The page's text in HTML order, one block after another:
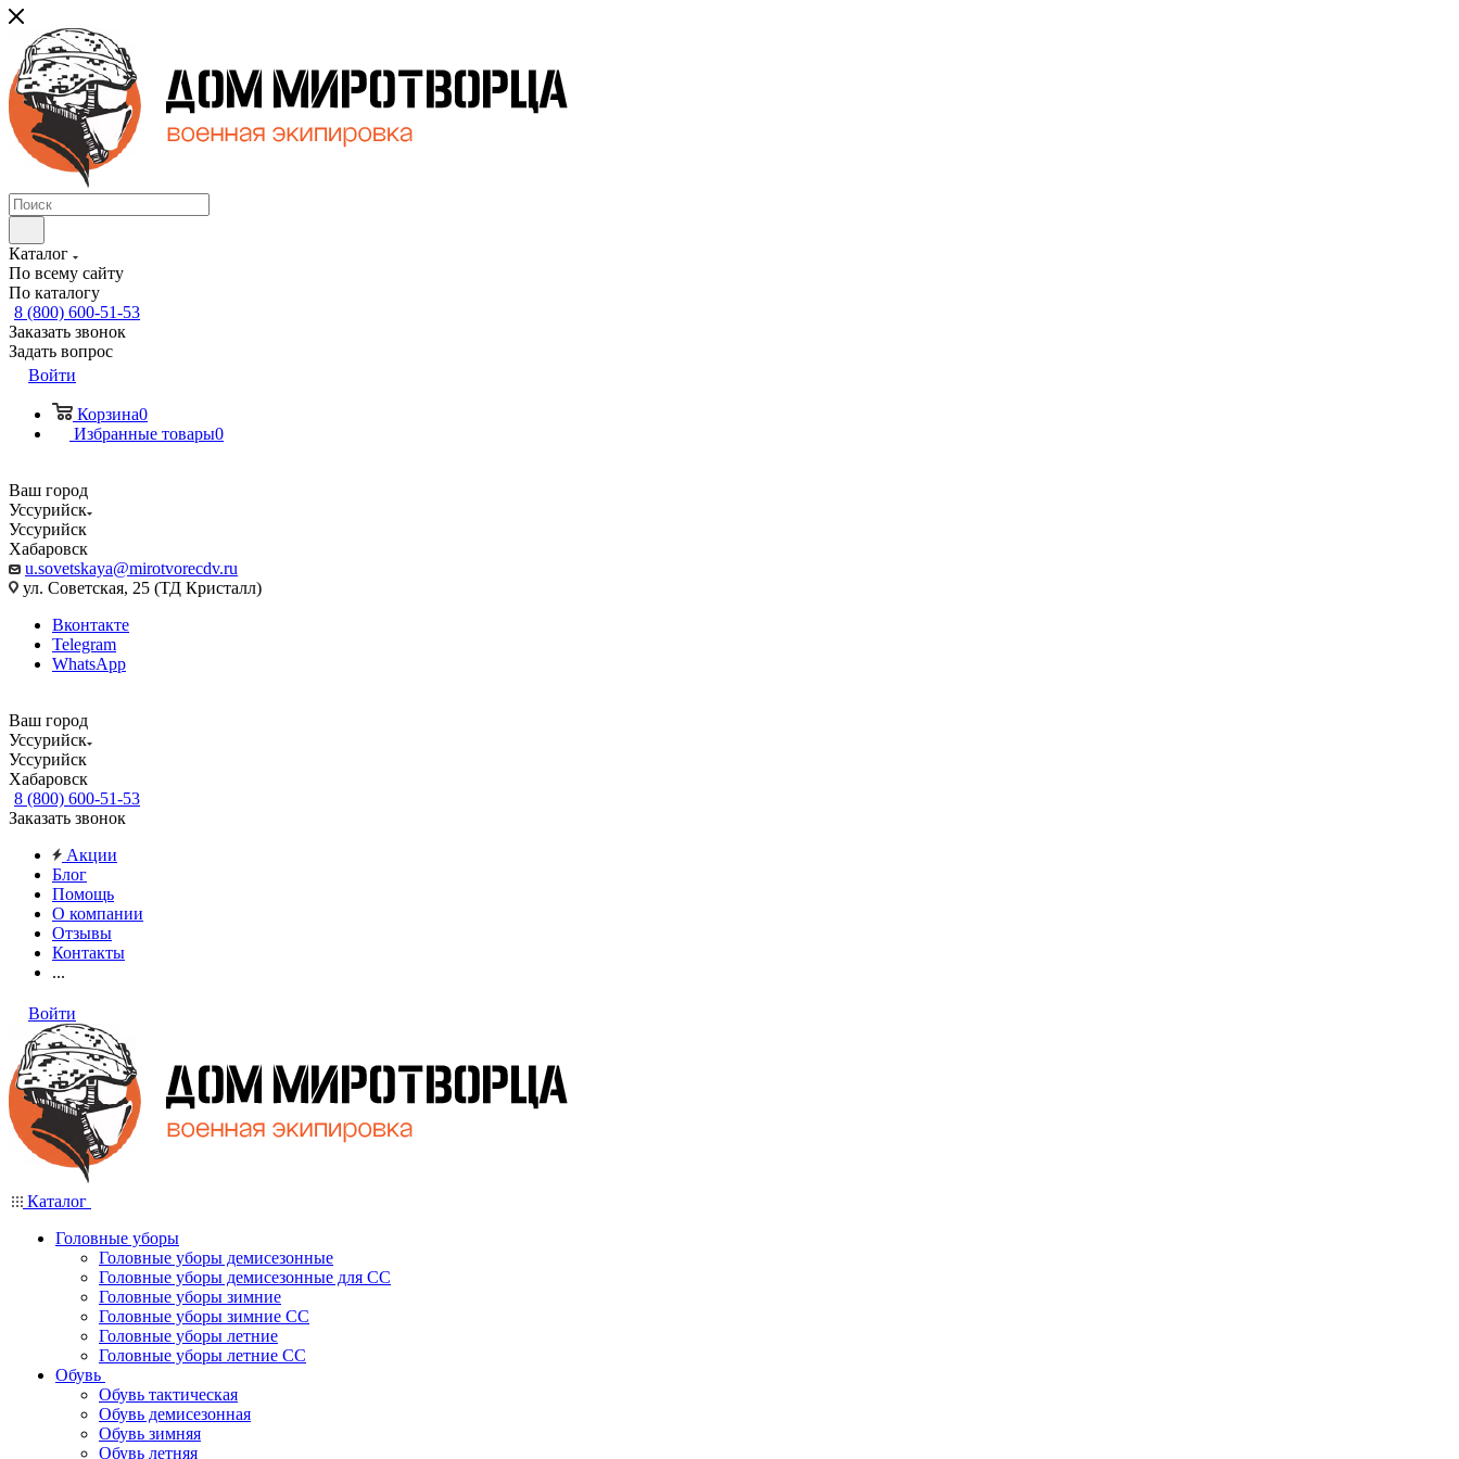
Каталог
По всему сайту
По каталогу
8 (800) 600-51-53
Заказать звонок
Задать вопрос
Войти
Корзина0
Избранные товары0
Ваш город
Уссурийск
Уссурийск
Хабаровск
u.sovetskaya@mirotvorecdv.ru
ул. Советская, 25 (ТД Кристалл)
Вконтакте
Telegram
WhatsApp
Ваш город
Уссурийск
Уссурийск
Хабаровск
8 (800) 600-51-53
Заказать звонок
Акции
Блог
Помощь
О компании
Отзывы
Контакты
...
Войти
Каталог
Головные уборы
Головные уборы демисезонные
Головные уборы демисезонные для СС
Головные уборы зимние
Головные уборы зимние СС
Головные уборы летние
Головные уборы летние СС
Обувь
Обувь тактическая
Обувь демисезонная
Обувь зимняя
Обувь летняя